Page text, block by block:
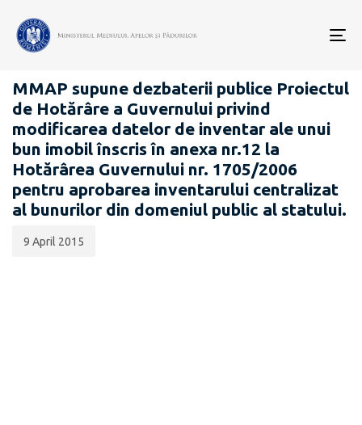
PROIECTE ACTE NORMATIVE
MMAP supune dezbaterii publice Proiectul
de Hotărâre a Guvernului privind
modificarea datelor de inventar ale unui
bun imobil înscris în anexa nr.12 la
Hotărârea Guvernului nr. 1705/2006
pentru aprobarea inventarului centralizat
al bunurilor din domeniul public al statului.
publicării:
9 April 2015